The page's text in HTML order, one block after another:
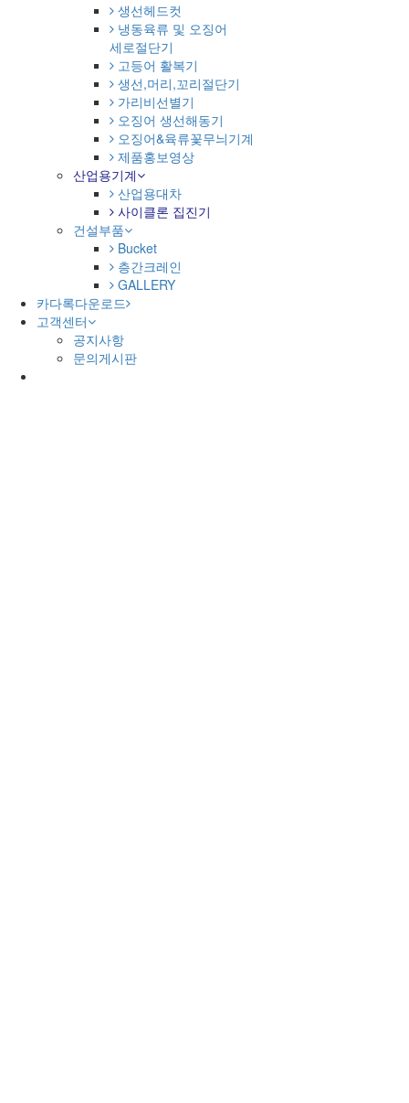
생선헤드컷
냉동육류 및 오징어
세로절단기
고등어 활복기
생선,머리,꼬리절단기
가리비선별기
오징어 생선해동기
오징어&육류꽃무늬기계
제품홍보영상
산업용기계
산업용대차
사이클론 집진기
건설부품
Bucket
층간크레인
GALLERY
카다록다운로드
고객센터
공지사항
문의게시판